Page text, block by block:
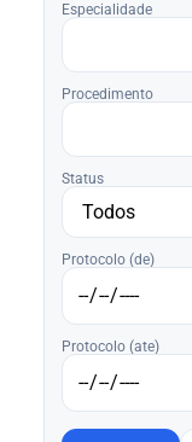
Especialidade
Procedimento
Status
Protocolo (de)
Protocolo (ate)